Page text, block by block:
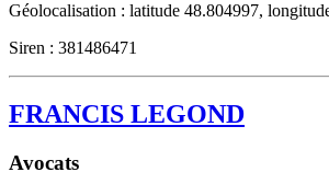
Géolocalisation : latitude 48.804997,
Siren : 381486471
FRANCIS LEGOND
Avocats